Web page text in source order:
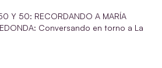
Y 50: RECORDANDO A MARÍA
Conversando en torno a La